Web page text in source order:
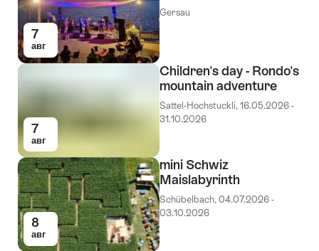
7
авг
Gersau
7
авг
Children's day - Rondo's
mountain adventure
Sattel-Hochstuckli, 16.05.2026 -
31.10.2026
8
авг
mini Schwiz
Maislabyrinth
Schübelbach, 04.07.2026 -
03.10.2026